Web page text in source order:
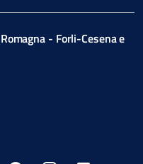
- Forli-Cesena e